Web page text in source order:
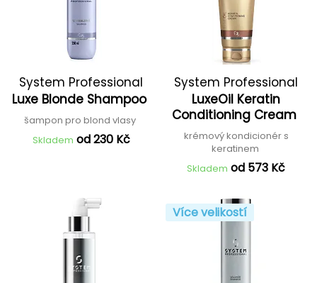
System Professional
Luxe Blonde Shampoo
šampon pro blond vlasy
Skladem od 230 Kč
System Professional
LuxeOil Keratin
Conditioning Cream
krémový kondicionér s
keratinem
Skladem od 573 Kč
Více velikostí